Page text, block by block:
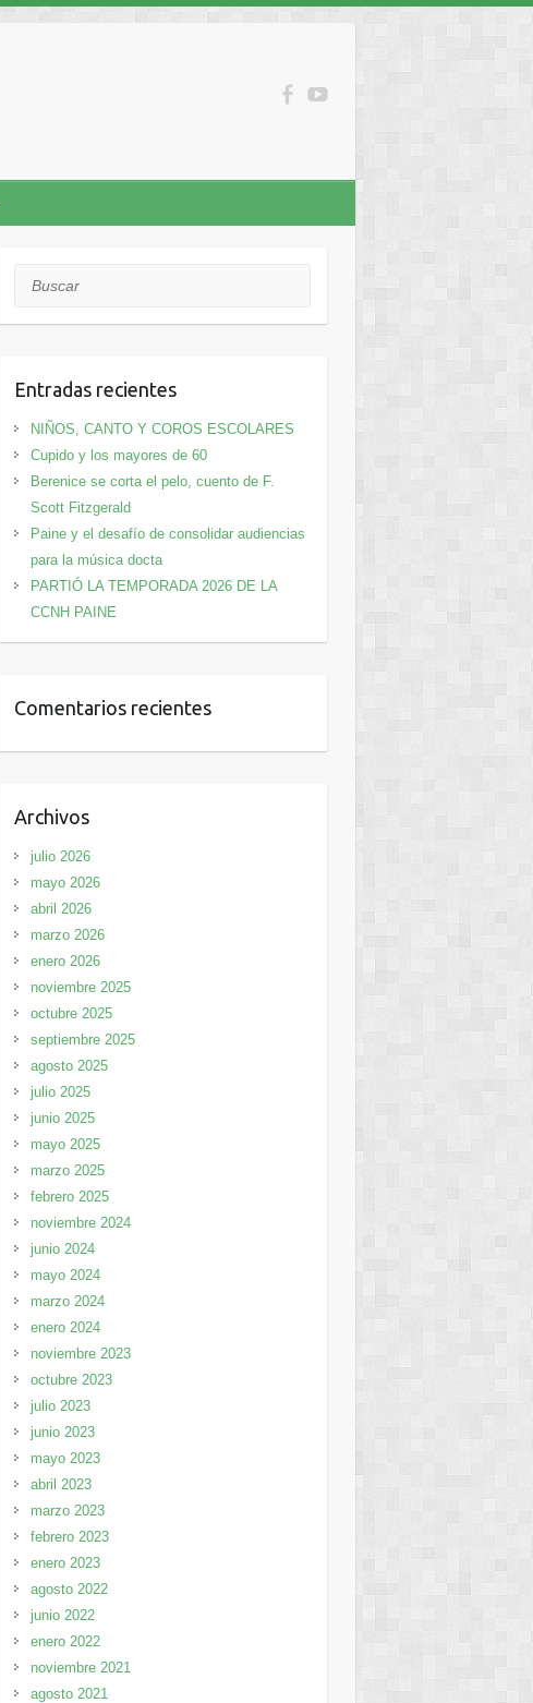
Buscar
Entradas recientes
NIÑOS, CANTO Y COROS ESCOLARES
Cupido y los mayores de 60
Berenice se corta el pelo, cuento de F.
Scott Fitzgerald
Paine y el desafío de consolidar audiencias
para la música docta
PARTIÓ LA TEMPORADA 2026 DE LA
CCNH PAINE
Comentarios recientes
Archivos
julio 2026
mayo 2026
abril 2026
marzo 2026
enero 2026
noviembre 2025
octubre 2025
septiembre 2025
agosto 2025
julio 2025
junio 2025
mayo 2025
marzo 2025
febrero 2025
noviembre 2024
junio 2024
mayo 2024
marzo 2024
enero 2024
noviembre 2023
octubre 2023
julio 2023
junio 2023
mayo 2023
abril 2023
marzo 2023
febrero 2023
enero 2023
agosto 2022
junio 2022
enero 2022
noviembre 2021
agosto 2021